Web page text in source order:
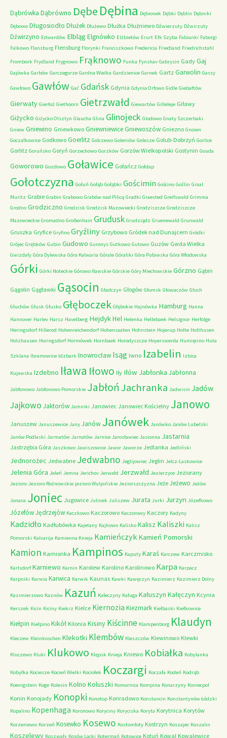
Dąbrówka Dąbrówno Dębe Dębina Dębionek Dębki Dęblin Dębniki
Dębowo Długosiodło Dłużek Dłużewo Dłużka Dłużniewo Dźwierzuty Dźwirzuty
Dźwirzyno Edwardów Elbląg Elgnówko Elżbietów Erurt Ełk Szyba Fabianki Faborgi
Falkowo Flansburg Flensburg Florynki Franciszkowo Fredericia Friedland Friedrichstahl
Frombork Frydland Frygnowo Frąknowo Funka Fynshav Gabrysin Gady Gaj
Gajówka Garbów Garczegorze Gardna Wielka Gardzienice Garnek Gartz Garwolin Gassy
Gawłowo Gawłów Gać Gdańsk Gdynia Gdynia Orłowo Gidle Giebałtów
Gierwaty Gierłoż Giethoorn Gietrzwałd Giewartów Gilleleje Giławy
Giżycko Giżycko Olsztyn Glaucha Glina Glinojeck Glodowo Gnaty Szczerbaki
Gniew Gniewino Gniewkowo GniewniewiceGniewoszów Gniezno Gnoien
Goczałkowice Godkowo Goerlitz Golczewo Goleniów Golesze Golub-Dobrzyń Gorlice
Gorlitz Goruńsko Goryń Gorzechowo Gorzków Gorzów Wielkopolski Gostynin Gouda
Goworowo Gozdowo Goławice Gołańcz Gołdap
Gołotczyzna Gołuń Gołąb Gołąbki Gościmin Gościno Goźlin Graal
Muritz Grabie Grabin Grabowo Grabów nad Pilicą Gradki Graested Greifswald Grimma
Grodno Grodziczno Grodzisk Grodzisk Mazowiecki Grodziszcze Grodziszcze
Mazowieckie Gromadno Großenhain Grudusk Grudziądz Gruenewald Grunwald
Gruszka Gryfice Gryfino Gryźliny Grzybowo Gródek nad Dunajcem Gródki
Grójec Grębków Gubin Gudowo Guronys Gutkowo Gutowo Guzów Gwda Wielka
Gwizdały Góra Dylewska Góra Kalwaria Górale Góraliki Góra Puławska Góra Włodowska
Górki Górki Noteckie Górowo Iławskie Górskie Góry Miechowskie Górzno Gąbin
Gągolin Gągławki Gąsocin Gładczyn Głogów Głomsk Głowaczów Głuch
Głuchów Głusk Głusko Głęboczek Głębokie Hajnówka Hamburg Hanna
Hannover Harlev Harsz Havelberg HejdykHel Helenka Hellebaek Helsignor Herfolge
Heringsdorf Hillerod Hohenreichendorf Hohensaaten Hohnstein Hojerup Holte Holthusen
Holzhausen Horingsdorf Hormówek Hornbaek Horodyszcze Hoyerswerda Humięcino Huta
Szklana Ibramowice Idzbark Inowrocław Isąg Iwno Izabelin Izbica
Kujawska Izdebno Iława Iłowo Iły Iłów Jabłonka Jabłonna
Jabłonowo Jabłonowo Pomorskie JabłońJachranka Jadwisin Jadów
Jajkowo Jaktorów Jamniki Janowiec Janowiec Kościelny Janowo
Januszew Januszewice Jany Janów Janówek Janówko Janów Lubelski
Janów Podlaski Jarmatów Jarnatów Jarnice Jarosławiec Jasionna Jastarnia
Jastrzębia Góra Jaszkowo Jawiszowice Jawor Jaworze Jedlanka Jedliński
Jednorożec Jedwabne Jedwabno Jeglijowiec Jeglin Jelcz-Laskowice
Jelenia Góra Jeleń Jemna Jerichov Jerwałd Jerzwałd Jezierzyce Jeziorany
Jezioro Jezioro Rożnowskie jezioro Wulpińskie Jeziorszczyzna Jeże Jeżewo Jeżów
Jonava Joniec Jugowice Julinek Juliszew Jurata Jurki Jurzyn Józefkowo
JózefówJędrzejów Kaczkowo Kaczorowo Kaczorowy Kaczory Kadyny
Kadzidło Kadłubówka Kajetany Kajkowo Kalisko Kalisz Kaliszki Kalisz
Pomorski Kalvarija Kamienna Knieja Kamieńczyk Kamień Pomorski
Kamion Kamionka Kampinos Kaputy Karaś Karczew Karczmisko
Karlsdorf Karniewo Karnin Karolew Karolino Karolinowo Karpa Karpacz
Karpniki Karwia Karwica Karwik Kaunas Kawki Kawęczyn Kazimierz Kazimierz Dolny
Kazimierzowo Kaznów Kazuń Kałeczyny Kaługa Kałuszyn Kałęczyn Kcynia
Kerszek Kicin Kiciny Kiekrz Kielce Kiernozia Kiezmark Kiełbaski Kiełkowice
Kiełpin Kiełpino Kikół Kilonia Kisiny Kiścinne Klampenborg Klaudyn
Kleczew Kleinkoschen Klekotki Klembów Kleszczów Klewinowo Klewki
Kluczewo Kluki Klukowo Klępsk Knieja Kniewo Kobiałka Kobylanka
Kobyłka Kociesze Kocień Wielki Kociołek Koczargi Koczała Kodeń Kodrąb
Koenigstein Koge Kolesin Kolno Koluszki Komornica Kompina Konarzyny Koniecpol
Konin Konojady Konopki Konotop Konradowo Konstancin Konstantynów Łódzki
Kopalino Kopenhaga Koronowo Koryciny Koryciska Koryta Korytnica Korytów
Korzeniewo Korzeń Kosewko Kosewo Kostomłoty Kostrzyn Koszajec Koszalin
Koszelewy Koszwały Kosów Lacki Kotermań Kotowice Kotuń Kowal Kowalewice